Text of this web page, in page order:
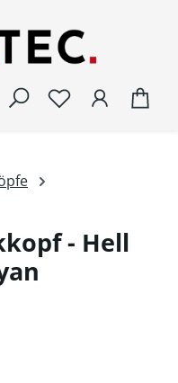
- Hell